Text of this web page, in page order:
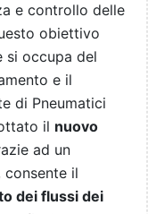
e controllo delle
obiettivo
si occupa del
e il
di Pneumatici
il nuovo
ad un
consente il
dei flussi dei